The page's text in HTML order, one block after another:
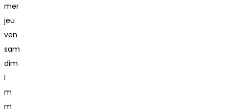
mer
jeu
ven
sam
dim
l
m
m